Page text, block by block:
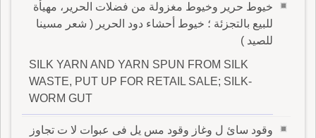
خيوط حرير وخيوط مغزولة من فضلات الحرير، مهيأة
للبيع بالتجزئة ؛ خيوط أحشاء دود الحرير ( شعر مسينا
للصيد )
SILK YARN AND YARN SPUN FROM SILK
WASTE, PUT UP FOR RETAIL SALE; SILK-
WORM GUT
وقود سائ ل وغاز وقود مس يل فى عبوات لا ت تجاوز